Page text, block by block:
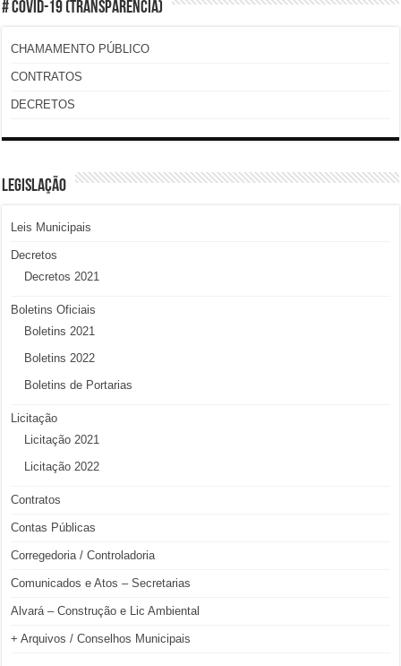
# COVID-19 (TRANSPARÊNCIA)
CHAMAMENTO PÚBLICO
CONTRATOS
DECRETOS
LEGISLAÇÃO
Leis Municipais
Decretos
Decretos 2021
Boletins Oficiais
Boletins 2021
Boletins 2022
Boletins de Portarias
Licitação
Licitação 2021
Licitação 2022
Contratos
Contas Públicas
Corregedoria / Controladoria
Comunicados e Atos – Secretarias
Alvará – Construção e Lic Ambiental
+ Arquivos / Conselhos Municipais